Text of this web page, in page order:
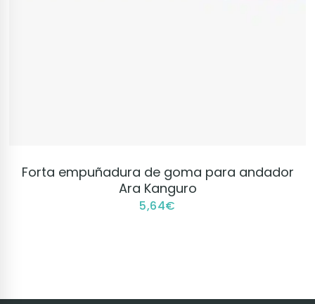
VER PRODUCTO
Forta empuñadura de goma para andador
Ara Kanguro
5,64€